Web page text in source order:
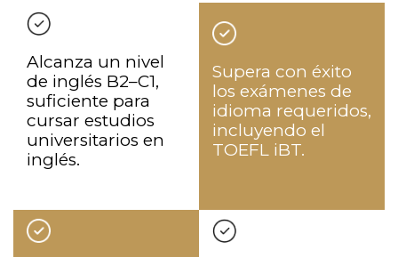
Alcanza un nivel
de inglés B2–C1,
suficiente para
cursar estudios
universitarios en
inglés.
Supera con éxito
los exámenes de
idioma requeridos,
incluyendo el
TOEFL iBT.